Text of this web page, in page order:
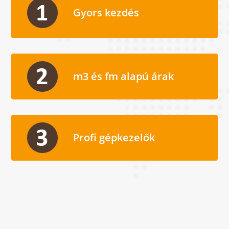
Gyors kezdés
m3 és fm alapú árak
Profi gépkezelők